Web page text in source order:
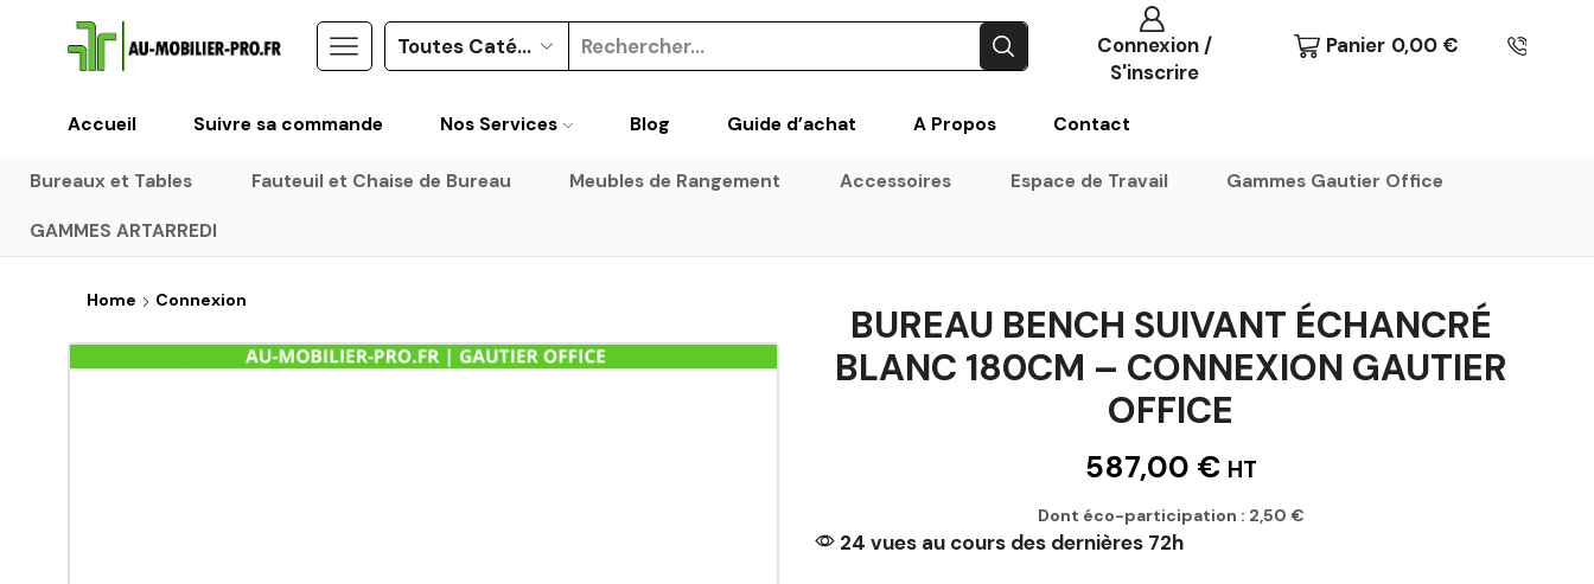
Connexion /
S'inscrire
Panier 0,00 €
Accueil Suivre sa commande Nos Services Blog Guide d’achat A Propos Contact
Bureaux et Tables Fauteuil et Chaise de Bureau Meubles de Rangement Accessoires Espace de Travail Gammes Gautier Office
GAMMES ARTARREDI
Home Connexion
BUREAU BENCH SUIVANT ÉCHANCRÉ
BLANC 180CM – CONNEXION GAUTIER
OFFICE
587,00 € HT
Dont éco-participation : 2,50 €
24 vues au cours des dernières 72h